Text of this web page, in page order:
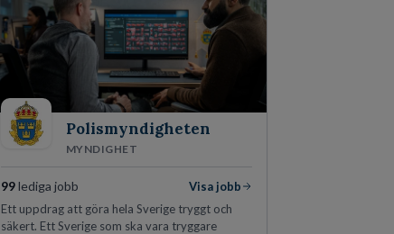
på DLA Piper erbjuda våra klienter en unik,
effektiv och gränsöverskridande nordisk
expertis. På vårt kontor i centrala Stockholm är
vi idag drygt 240 medarbetare.
Polismyndigheten
MYNDIGHET
99lediga jobb
Visa jobb
Ett uppdrag att göra hela Sverige tryggt och
säkert. Ett Sverige som ska vara tryggare